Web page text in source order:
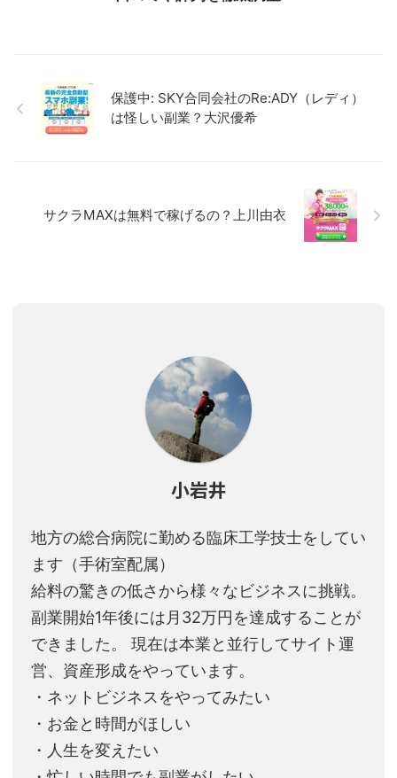
保護中: SKY合同会社のRe:ADY（レディ）
は怪しい副業？大沢優希
サクラMAXは無料で稼げるの？上川由衣
小岩井
地方の総合病院に勤める臨床工学技士をしてい
ます（手術室配属）
給料の驚きの低さから様々なビジネスに挑戦。
副業開始1年後には月32万円を達成することが
できました。 現在は本業と並行してサイト運
営、資産形成をやっています。
・ネットビジネスをやってみたい
・お金と時間がほしい
・人生を変えたい